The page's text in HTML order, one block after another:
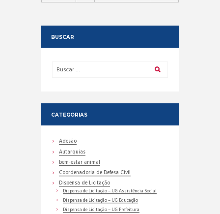
BUSCAR
CATEGORIAS
Adesão
Autarquias
bem-estar animal
Coordenadoria de Defesa Civil
Dispensa de Licitação
Dispensa de Licitação – UG Assistência Social
Dispensa de Licitação – UG Educação
Dispensa de Licitação – UG Prefeitura